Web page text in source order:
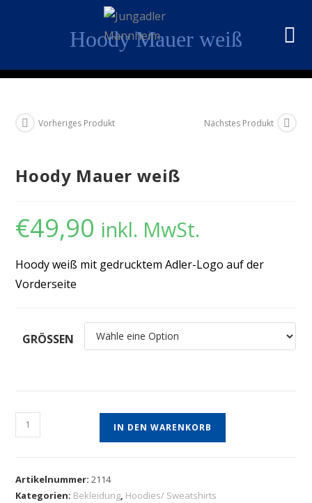
Hoody Mauer weiß
Vorheriges Produkt Nächstes Produkt
Hoody Mauer weiß
€49,90 inkl. MwSt.
Hoody weiß mit gedrucktem Adler-Logo auf der
Vorderseite
GRÖSSEN
IN DEN WARENKORB
Artikelnummer:2114
Kategorien: Bekleidung, Hoodies/ Sweatshirts